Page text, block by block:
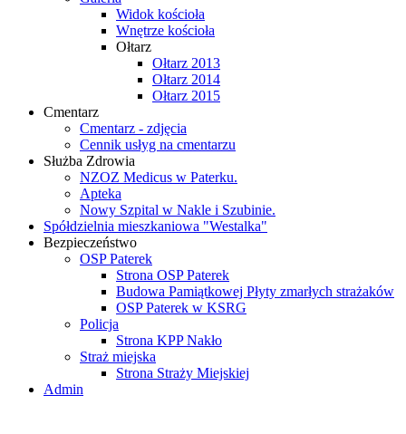
Widok kościoła
Wnętrze kościoła
Ołtarz
Ołtarz 2013
Ołtarz 2014
Ołtarz 2015
Cmentarz
Cmentarz - zdjęcia
Cennik usłyg na cmentarzu
Służba Zdrowia
NZOZ Medicus w Paterku.
Apteka
Nowy Szpital w Nakle i Szubinie.
Spółdzielnia mieszkaniowa "Westalka"
Bezpieczeństwo
OSP Paterek
Strona OSP Paterek
Budowa Pamiątkowej Płyty zmarłych strażaków
OSP Paterek w KSRG
Policja
Strona KPP Nakło
Straż miejska
Strona Straży Miejskiej
Admin